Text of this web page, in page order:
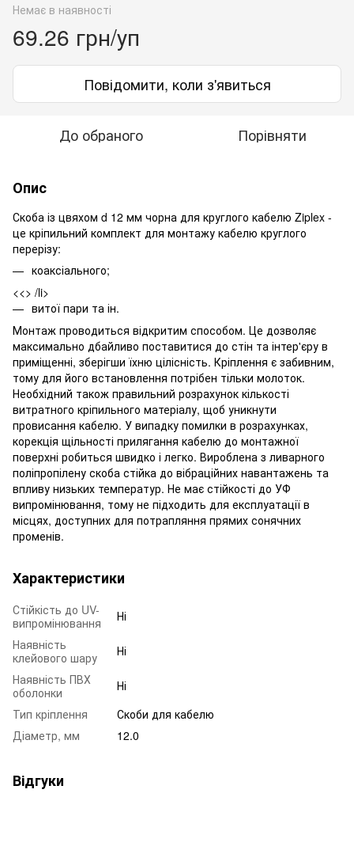
Немає в наявності
69.26 грн/уп
Повідомити, коли з'явиться
До обраного Порівняти
Опис
Скоба із цвяхом d 12 мм чорна для круглого кабелю Ziplex -
це кріпильний комплект для монтажу кабелю круглого
перерізу:
коаксіального;
<<> /li>
витої пари та ін.
Монтаж проводиться відкритим способом. Це дозволяє
максимально дбайливо поставитися до стін та інтер'єру в
приміщенні, зберігши їхню цілісність. Кріплення є забивним,
тому для його встановлення потрібен тільки молоток.
Необхідний також правильний розрахунок кількості
витратного кріпильного матеріалу, щоб уникнути
провисання кабелю. У випадку помилки в розрахунках,
корекція щільності прилягання кабелю до монтажної
поверхні робиться швидко і легко. Вироблена з ливарного
поліпропілену скоба стійка до вібраційних навантажень та
впливу низьких температур. Не має стійкості до УФ
випромінювання, тому не підходить для експлуатації в
місцях, доступних для потрапляння прямих сонячних
променів.
Характеристики
Стійкість до UV-
випромінювання
Ні
Наявність
клейового шару
Ні
Наявність ПВХ
оболонки
Ні
Тип кріплення
Скоби для кабелю
Діаметр, мм
12.0
Відгуки